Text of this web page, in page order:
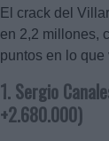
El crack del
en 2,2 millones,
puntos en lo
1. Sergio
+2.680.000)